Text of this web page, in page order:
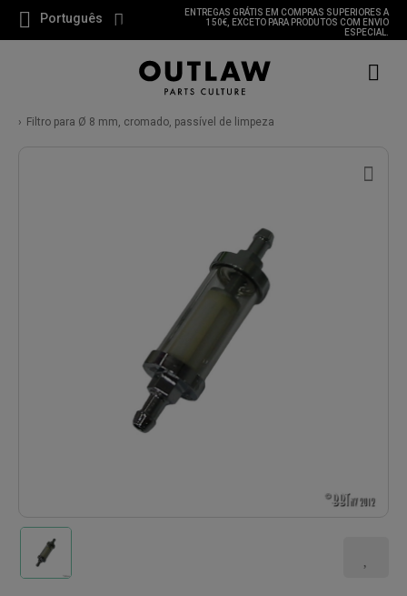
Português
ENTREGAS GRÁTIS EM COMPRAS SUPERIORES A
150€, EXCETO PARA PRODUTOS COM ENVIO
ESPECIAL.
Filtro para Ø 8 mm, cromado, passível de limpeza